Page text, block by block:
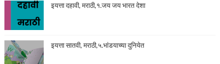
इयत्ता दहावी, मराठी,१.जय जय भारत देशा
इयत्ता सातवी, मराठी,५.भांडयाच्या दुनियेत